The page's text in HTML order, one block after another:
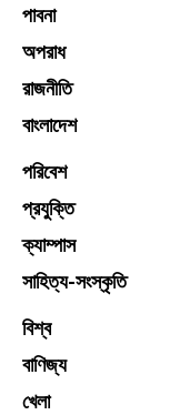
পাবনা
অপরাধ
রাজনীতি
বাংলাদেশ
পরিবেশ
প্রযুক্তি
ক্যাম্পাস
সাহিত্য-সংস্কৃতি
বিশ্ব
বাণিজ্য
খেলা